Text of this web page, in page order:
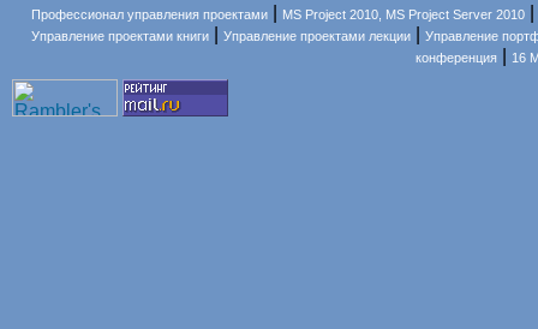
Профессионал управления проектами MS Project 2010, MS Project Server 2010
Управление проектами книги Управление проектами лекции
Управление
конференция
16